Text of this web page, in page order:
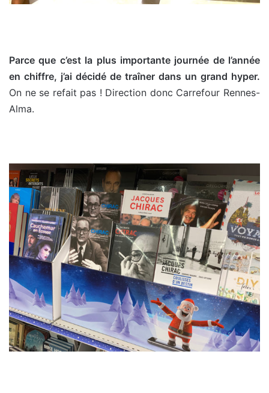
Parce que c’est la plus importante journée de l’année
en chiffre, j’ai décidé de traîner dans un grand hyper.
On ne se refait pas ! Direction donc Carrefour Rennes-
Alma.